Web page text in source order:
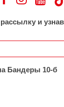
и
Бандеры 10-б